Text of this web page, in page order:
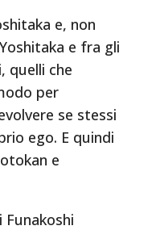
e, non
e fra gli
quelli che
per
se stessi
ego. E quindi
e